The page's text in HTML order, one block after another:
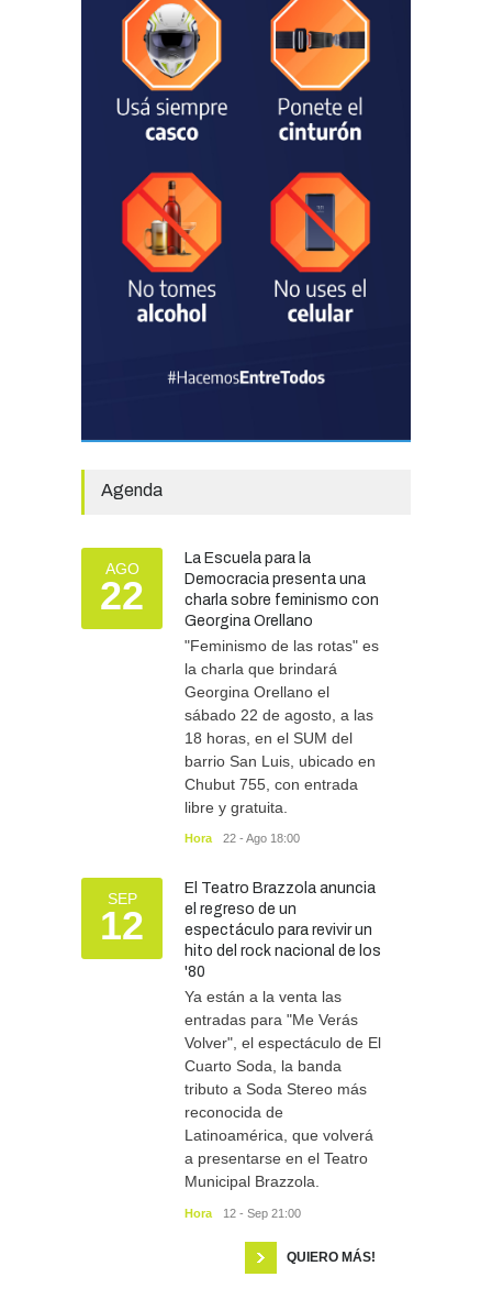
Avanza el proceso
licitatorio para las obras de
infraestructura en las
escuelas Técnica N° 1 y
OBRAS Y SERVICIOS 29/07/2026
La Municipalidad invirtió
más de 304 millones de
pesos en ayuda
comunitaria, en lo que va del
a cientos de familias en la
presentó el cronograma de
actividades por el Día de la
Tradición
CULTURA
Agenda
AGO
22
La Escuela para la
Democracia presenta una
charla sobre feminismo con
Georgina Orellano
"Feminismo de las rotas" es
la charla que brindará
Georgina Orellano el
sábado 22 de agosto, a las
18 horas, en el SUM del
barrio San Luis, ubicado en
Chubut 755, con entrada
libre y gratuita.
Hora 22 - Ago 18:00
SEP
12
El Teatro Brazzola anuncia
el regreso de un
espectáculo para revivir un
hito del rock nacional de los
'80
Ya están a la venta las
entradas para "Me Verás
Volver", el espectáculo de El
Cuarto Soda, la banda
tributo a Soda Stereo más
reconocida de
Latinoamérica, que volverá
a presentarse en el Teatro
Municipal Brazzola.
Hora 12 - Sep 21:00
QUIERO MÁS!